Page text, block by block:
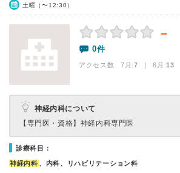
土曜（〜12:30）
－
0件
アクセス数 7月:7 | 6月:13
神経内科について
【専門医・資格】 神経内科専門医
診療科目：
神経内科 、内科、リハビリテーション科